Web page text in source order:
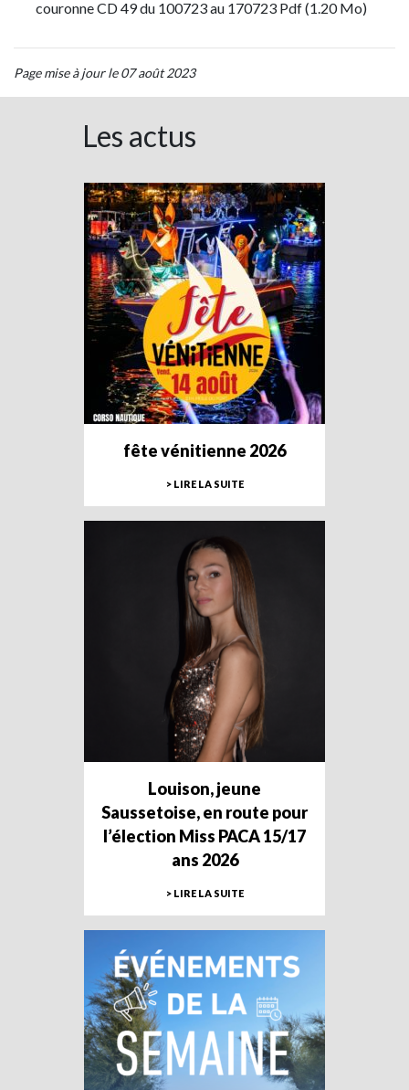
couronne CD 49 du 100723 au 170723 Pdf (1.20 Mo)
Page mise à jour le 07 août 2023
Les actus
fête vénitienne 2026
> LIRE LA SUITE
Louison, jeune
Saussetoise, en route pour
l’élection Miss PACA 15/17
ans 2026
> LIRE LA SUITE